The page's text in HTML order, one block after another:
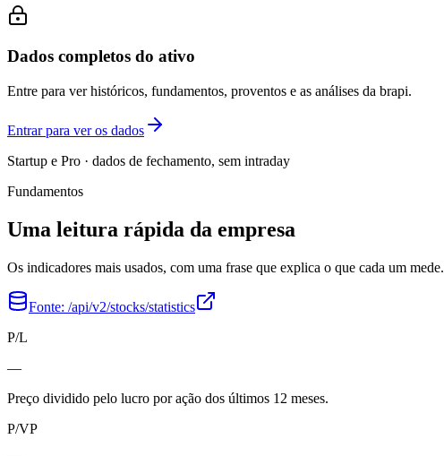
Dados completos do ativo
Entre para ver históricos, fundamentos, proventos e as análises da brapi.
Entrar para ver os dados
Startup e Pro · dados de fechamento, sem intraday
Fundamentos
Uma leitura rápida da empresa
Os indicadores mais usados, com uma frase que explica o que cada um mede.
Fonte: /api/v2/stocks/statistics
P/L
—
Preço dividido pelo lucro por ação dos últimos 12 meses.
P/VP